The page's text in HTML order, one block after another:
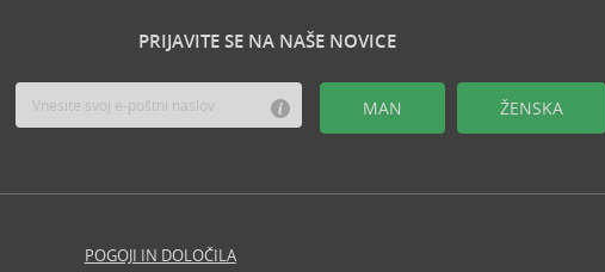
PRIJAVITE SE NA NAŠE NOVICE
MAN ŽENSKA
POGOJI IN DOLOČILA